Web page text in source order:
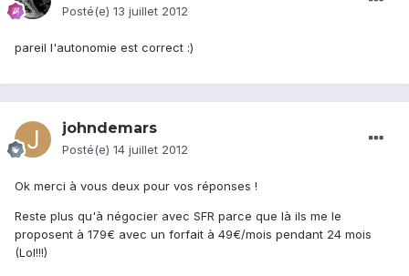
Posté(e) 13 juillet 2012
pareil l'autonomie est correct :)
johndemars
Posté(e) 14 juillet 2012
Ok merci à vous deux pour vos réponses !
Reste plus qu'à négocier avec SFR parce que là ils me le
proposent à 179€ avec un forfait à 49€/mois pendant 24 mois
(Lol!!!)